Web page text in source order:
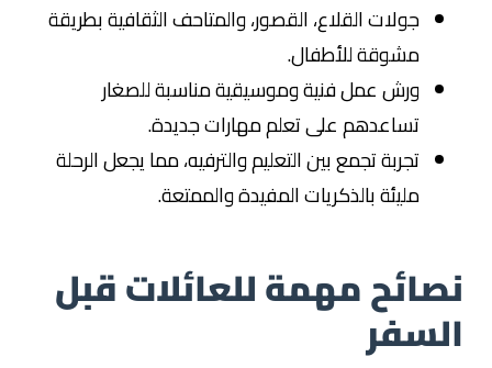
جولات القلاع، القصور، والمتاحف الثقافية بطريقة
مشوقة للأطفال.
ورش عمل فنية وموسيقية مناسبة للصغار
تساعدهم على تعلم مهارات جديدة.
تجربة تجمع بين التعليم والترفيه، مما يجعل الرحلة
مليئة بالذكريات المفيدة والممتعة.
نصائح مهمة للعائلات قبل
السفر